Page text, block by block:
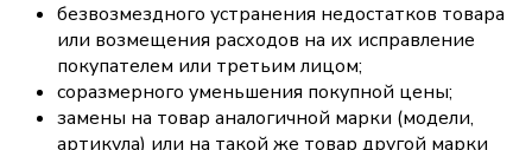
безвозмездного устранения недостатков товара
или возмещения расходов на их исправление
покупателем или третьим лицом;
соразмерного уменьшения покупной цены;
замены на товар аналогичной марки (модели,
артикула) или на такой же товар другой марки